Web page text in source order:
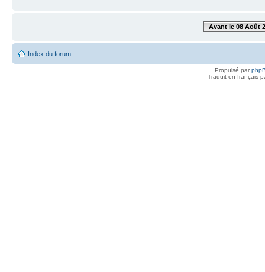
Avant le 08 Août
Index du forum
Propulsé par
Traduit en français